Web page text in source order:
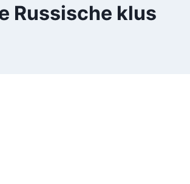
Russische klus